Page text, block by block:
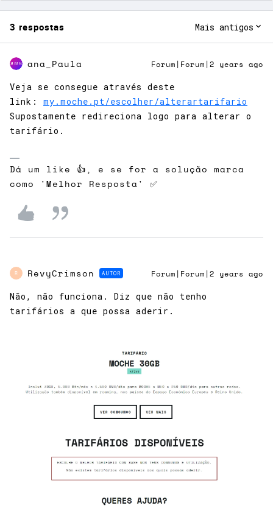
3 respostas Mais antigos
ana_Paula Forum|Forum|2 years ago
Veja se consegue através deste
link: my.moche.pt/escolher/alterartarifario
Supostamente redireciona logo para alterar o
tarifário.
Dá um like 👍, e se for a solução marca
como 'Melhor Resposta' ✅
R RevyCrimson AUTOR Forum|Forum|2 years ago
Não, não funciona. Diz que não tenho
tarifários a que possa aderir.